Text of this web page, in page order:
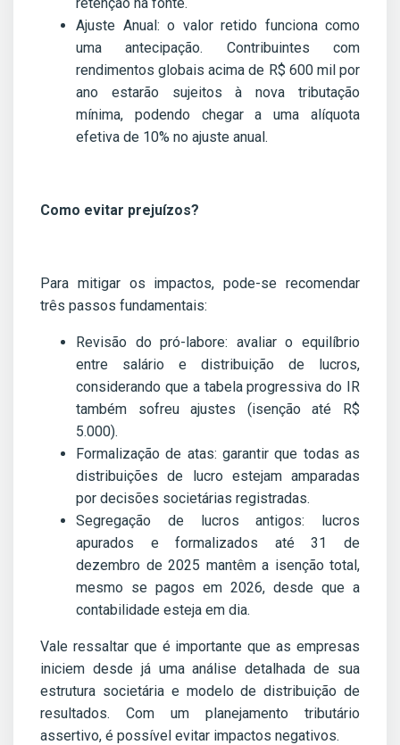
Ajuste Anual: o valor retido funciona como
uma antecipação. Contribuintes com
rendimentos globais acima de R$ 600 mil por
ano estarão sujeitos à nova tributação
mínima, podendo chegar a uma alíquota
efetiva de 10% no ajuste anual.
Como evitar prejuízos?
Para mitigar os impactos, pode-se recomendar
três passos fundamentais:
Revisão do pró-labore: avaliar o equilíbrio
entre salário e distribuição de lucros,
considerando que a tabela progressiva do IR
também sofreu ajustes (isenção até R$
5.000).
Formalização de atas: garantir que todas as
distribuições de lucro estejam amparadas
por decisões societárias registradas.
Segregação de lucros antigos: lucros
apurados e formalizados até 31 de
dezembro de 2025 mantêm a isenção total,
mesmo se pagos em 2026, desde que a
contabilidade esteja em dia.
Vale ressaltar que é importante que as empresas
iniciem desde já uma análise detalhada de sua
estrutura societária e modelo de distribuição de
resultados. Com um planejamento tributário
assertivo, é possível evitar impactos negativos.